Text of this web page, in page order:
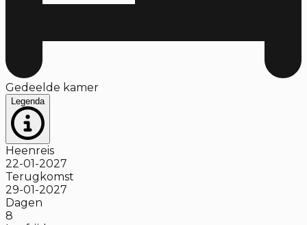
Gedeelde kamer
Legenda
Heenreis
22-01-2027
Terugkomst
29-01-2027
Dagen
8